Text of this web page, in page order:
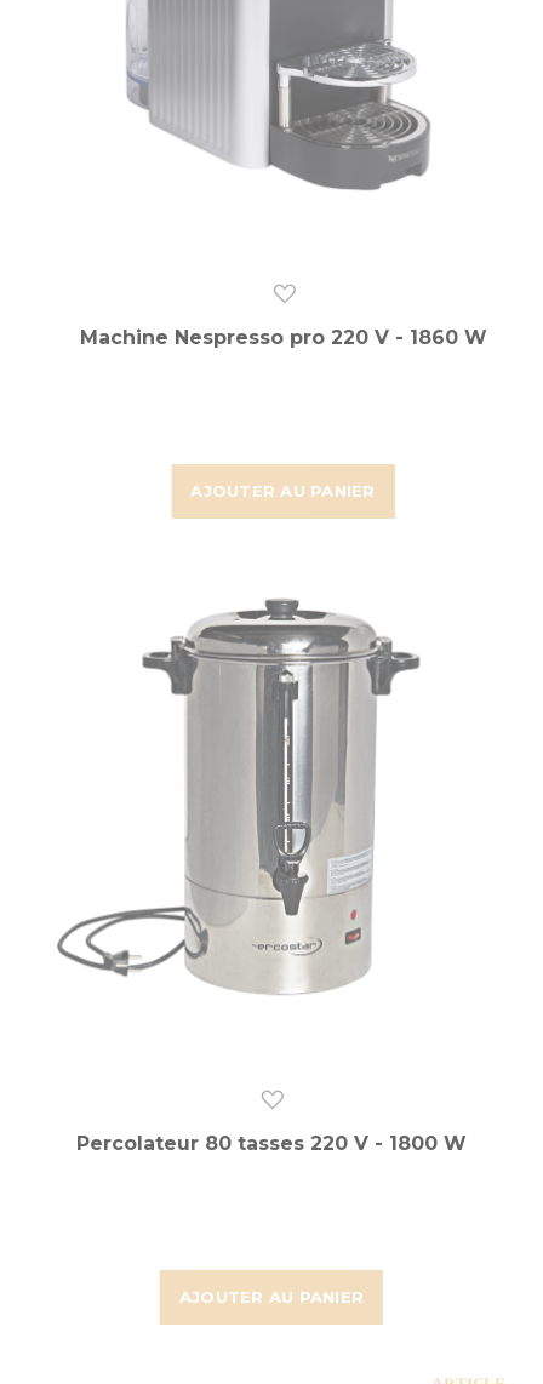
AJOUTER AU PANIER
Machine Nespresso pro 220 V - 1860 W
AJOUTER AU PANIER
Percolateur 80 tasses 220 V - 1800 W